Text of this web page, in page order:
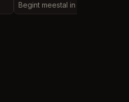
Begint meestal in 1 minute